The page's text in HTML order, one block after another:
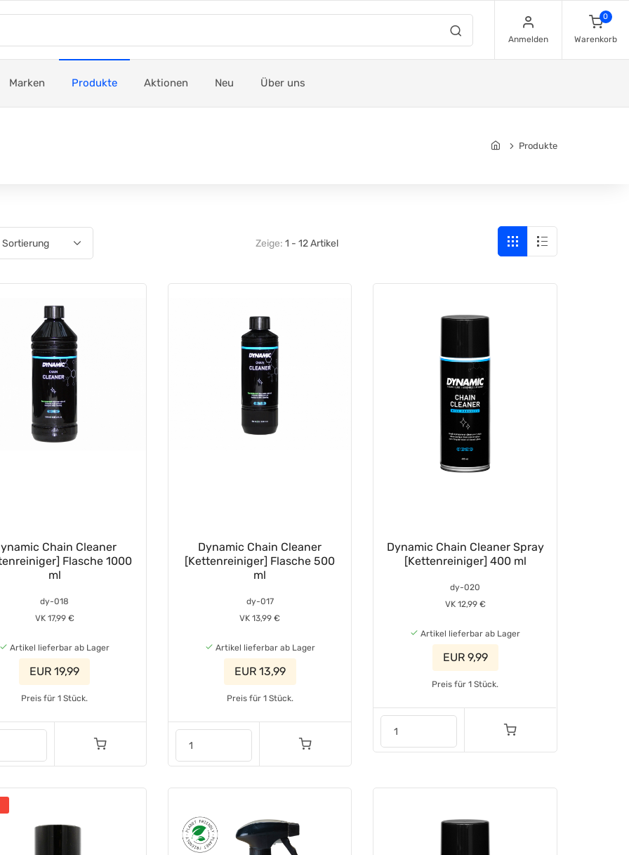
Anmelden
0
Warenkorb
Marken Produkte Aktionen Neu Über uns
Produkte
Zeige: 1 - 12 Artikel
Chain Cleaner
Flasche 1000
ml
dy-018
VK 17,99 €
Artikel lieferbar ab Lager
EUR 19,99
Preis für 1 Stück.
Dynamic Chain Cleaner
[Kettenreiniger] Flasche 500
ml
dy-017
VK 13,99 €
Artikel lieferbar ab Lager
EUR 13,99
Preis für 1 Stück.
Dynamic Chain Cleaner Spray
[Kettenreiniger] 400 ml
dy-020
VK 12,99 €
Artikel lieferbar ab Lager
EUR 9,99
Preis für 1 Stück.